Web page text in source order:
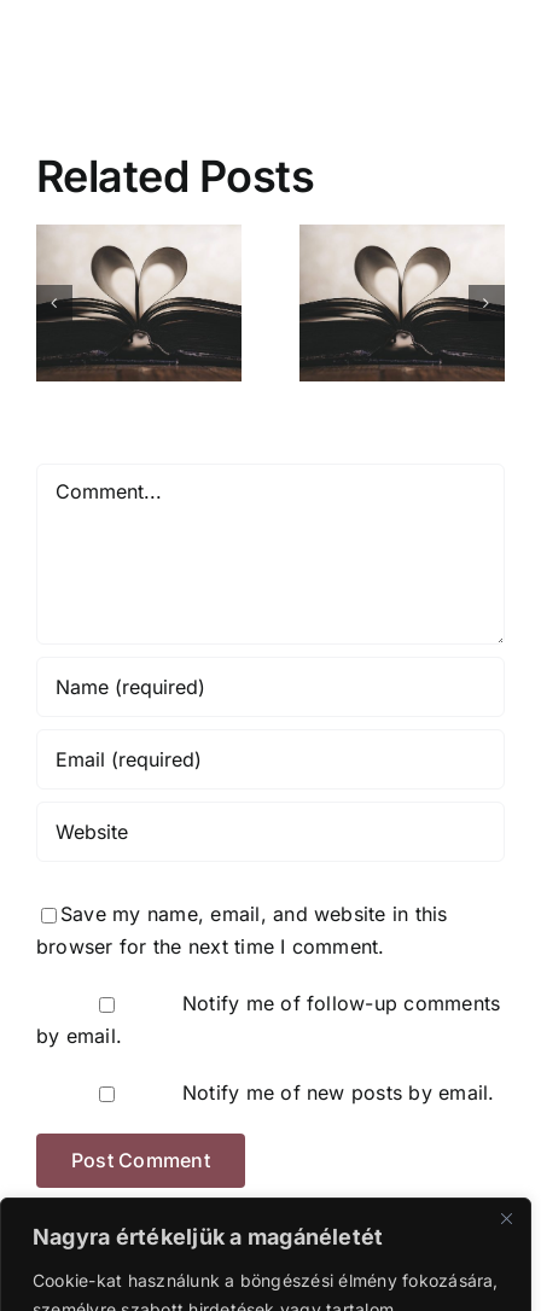
Nagyra értékeljük a magánéletét
Cookie-kat használunk a böngészési élmény fokozására,
Related Posts
Save my name, email, and website in this
browser for the next time I comment.
Notify me of follow-up comments
by email.
Notify me of new posts by email.